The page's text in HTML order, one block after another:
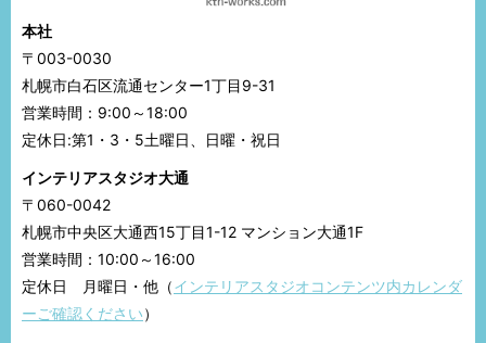
本社
〒003-0030
札幌市白石区流通センター1丁目9-31
営業時間：9:00～18:00
定休日:第1・3・5土曜日、日曜・祝日
インテリアスタジオ大通
〒060-0042
札幌市中央区大通西15丁目1-12 マンション大通1F
営業時間：10:00～16:00
定休日 月曜日・他（インテリアスタジオコンテンツ内カレンダ
ーご確認ください）